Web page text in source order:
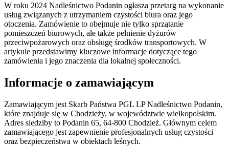
W roku 2024 Nadleśnictwo Podanin ogłasza przetarg na wykonanie
usług związanych z utrzymaniem czystości biura oraz jego
otoczenia. Zamówienie to obejmuje nie tylko sprzątanie
pomieszczeń biurowych, ale także pełnienie dyżurów
przeciwpożarowych oraz obsługę środków transportowych. W
artykule przedstawimy kluczowe informacje dotyczące tego
zamówienia i jego znaczenia dla lokalnej społeczności.
Informacje o zamawiającym
Zamawiającym jest Skarb Państwa PGL LP Nadleśnictwo Podanin,
które znajduje się w Chodzieży, w województwie wielkopolskim.
Adres siedziby to Podanin 65, 64-800 Chodzież. Głównym celem
zamawiającego jest zapewnienie profesjonalnych usług czystości
oraz bezpieczeństwa w obiektach leśnych.